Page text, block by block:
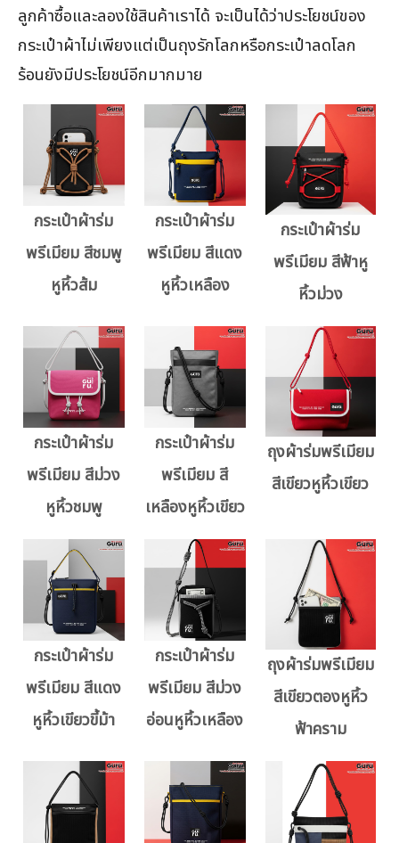
ลูกค้าซื้อและลองใช้สินค้าเราได้ จะเป็นได้ว่าประโยชน์ของ
กระเป๋าผ้าไม่เพียงแต่เป็นถุงรักโลกหรือกระเป๋าลดโลก
ร้อนยังมีประโยชน์อีกมากมาย
กระเป๋าผ้าร่ม
พรีเมียม สีชมพู
หูหิ้วส้ม
กระเป๋าผ้าร่ม
พรีเมียม สีแดง
หูหิ้วเหลือง
กระเป๋าผ้าร่ม
พรีเมียม สีฟ้าหู
หิ้วม่วง
กระเป๋าผ้าร่ม
พรีเมียม สีม่วง
หูหิ้วชมพู
กระเป๋าผ้าร่ม
พรีเมียม สี
เหลืองหูหิ้วเขียว
ถุงผ้าร่มพรีเมียม
สีเขียวหูหิ้วเขียว
กระเป๋าผ้าร่ม
พรีเมียม สีแดง
หูหิ้วเขียวขี้ม้า
กระเป๋าผ้าร่ม
พรีเมียม สีม่วง
อ่อนหูหิ้วเหลือง
ถุงผ้าร่มพรีเมียม
สีเขียวตองหูหิ้ว
ฟ้าคราม